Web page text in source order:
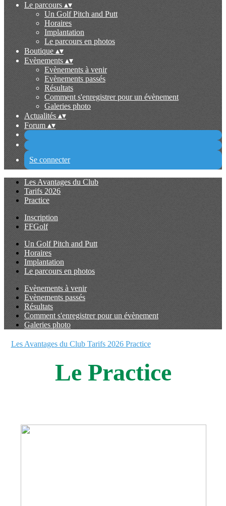
Le parcours ▴▾
Un Golf Pitch and Putt
Horaires
Implantation
Le parcours en photos
Boutique ▴▾
Evènements ▴▾
Evènements à venir
Evènements passés
Résultats
Comment s'enregistrer pour un évènement
Galeries photo
Actualités ▴▾
Forum ▴▾
Se connecter
Les Avantages du Club
Tarifs 2026
Practice
Inscription
FFGolf
Un Golf Pitch and Putt
Horaires
Implantation
Le parcours en photos
Evènements à venir
Evènements passés
Résultats
Comment s'enregistrer pour un évènement
Galeries photo
Les Avantages du Club Tarifs 2026 Practice
Le Practice